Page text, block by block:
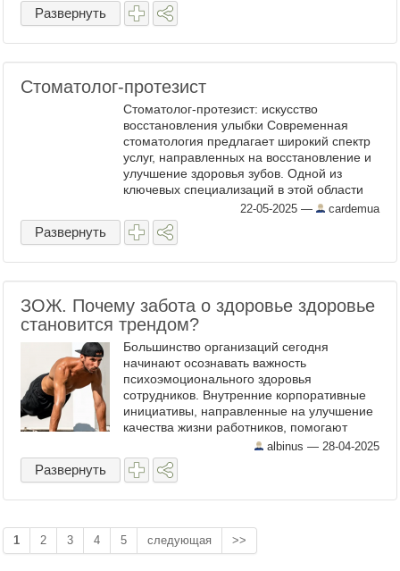
Развернуть
Стоматолог-протезист
Стоматолог-протезист: искусство
восстановления улыбки Современная
стоматология предлагает широкий спектр
услуг, направленных на восстановление и
улучшение здоровья зубов. Одной из
ключевых специализаций в этой области
является стоматолог-протезист. Этот врач
играет важную роль в ...
22-05-2025 — cardemua
Развернуть
ЗОЖ. Почему забота о здоровье здоровье
становится трендом?
Большинство организаций сегодня
начинают осознавать важность
психоэмоционального здоровья
сотрудников. Внутренние корпоративные
инициативы, направленные на улучшение
качества жизни работников, помогают
создать более здоровую и продуктивную
рабочую атмосферу. В результате ЗОЖ
перестает ...
albinus — 28-04-2025
Развернуть
1 2 3 4 5 следующая >>